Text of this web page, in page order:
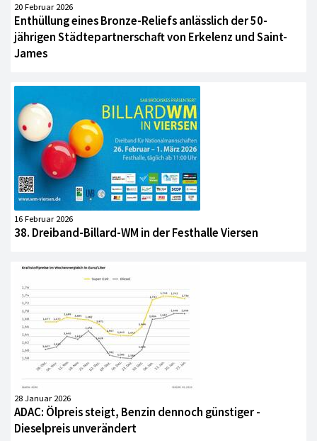
20 Februar 2026
Enthüllung eines Bronze-Reliefs anlässlich der 50-
jährigen Städtepartnerschaft von Erkelenz und Saint-
James
16 Februar 2026
38. Dreiband-Billard-WM in der Festhalle Viersen
28 Januar 2026
ADAC: Ölpreis steigt, Benzin dennoch günstiger -
Dieselpreis unverändert